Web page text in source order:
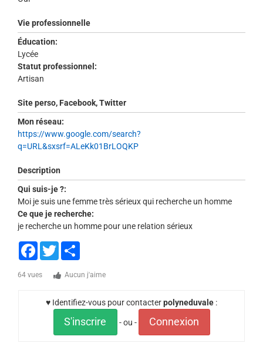
Vie professionnelle
Éducation:
Lycée
Statut professionnel:
Artisan
Site perso, Facebook, Twitter
Mon réseau:
https://www.google.com/search?
q=URL&sxsrf=ALeKk01BrLOQKP
Description
Qui suis-je ?:
Moi je suis une femme très sérieux qui recherche un homme
Ce que je recherche:
je recherche un homme pour une relation sérieux
Facebook
Twitter
64 vues Aucun j'aime
♥ Identifiez-vous pour contacterpolyneduvale :
S'inscrire - ou - Connexion